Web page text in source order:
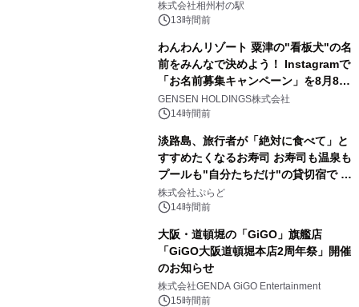
株式会社相州村の駅
13時間前
わんわんリゾート 粟津の"看板犬"の名
前をみんなで決めよう！ Instagramで
「お名前募集キャンペーン」を8月8日
(土)より開催
GENSEN HOLDINGS株式会社
14時間前
淡路島、旅行者が「絶対に食べて」と
すすめたくなるお寿司 お寿司も温泉も
プールも"自分たちだけ"の貸切宿で 1
日1組限定「岩屋温泉 絵島別庭 海と
森」の握り寿司プラン
株式会社ぷらど
14時間前
大阪・道頓堀の「GiGO」旗艦店
「GiGO大阪道頓堀本店2周年祭」開催
のお知らせ
株式会社GENDA GiGO Entertainment
15時間前